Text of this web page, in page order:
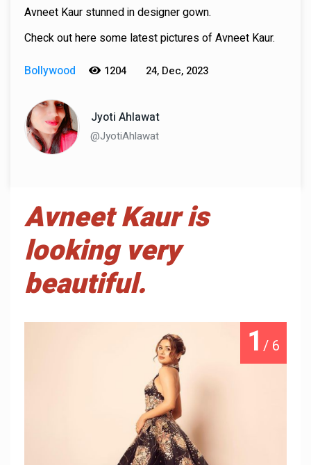
Avneet Kaur stunned in designer gown.
Check out here some latest pictures of Avneet Kaur.
Bollywood
1204 24, Dec, 2023
Jyoti Ahlawat
@JyotiAhlawat
Avneet Kaur is
looking very
beautiful.
1 / 6